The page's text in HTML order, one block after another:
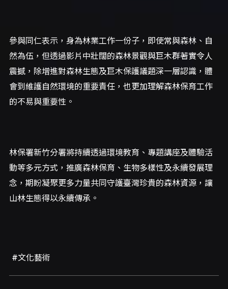
參與同仁表示，身為林業工作一份子，即使常與森林、自
然為伍，但透過影片中壯闊的森林景觀與巨木群著實令人
震撼，除增進對森林生態及巨木保護議題深一層認識，體
會到維護自然環境的重要責任，也更加理解森林保育工作
的不易與重要性。
林保署新竹分署將持續透過環境教育、專題講座及體驗活
動等多元方式，推廣森林保育、生物多樣性及永續發展理
念，期盼凝聚更多力量共同守護臺灣珍貴的森林資源，讓
山林生態得以永續傳承。
#文化藝術